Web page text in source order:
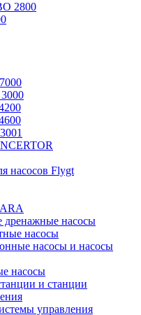
2800
насосов Flygt
насосы
насосы
насосы и насосы
насосы
и станции
управления